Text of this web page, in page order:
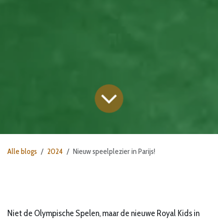
Alle blogs 2024 Nieuw speelplezier in Parijs!
Niet de Olympische Spelen, maar de nieuwe Royal Kids in